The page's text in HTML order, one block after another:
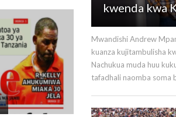
kwenda kwa
Mwandishi Andrew
kuanza kujitambulisha
Nachukua muda huu
tafadhali naomba soma